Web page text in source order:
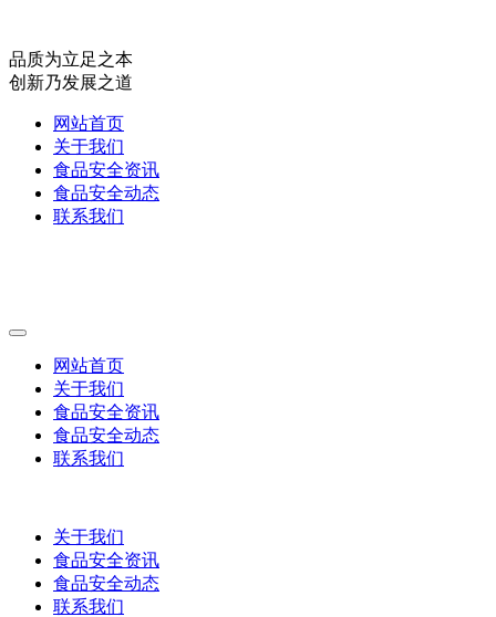
品质为立足之本
创新乃发展之道
网站首页
关于我们
食品安全资讯
食品安全动态
联系我们
网站首页
关于我们
食品安全资讯
食品安全动态
联系我们
关于我们
食品安全资讯
食品安全动态
联系我们